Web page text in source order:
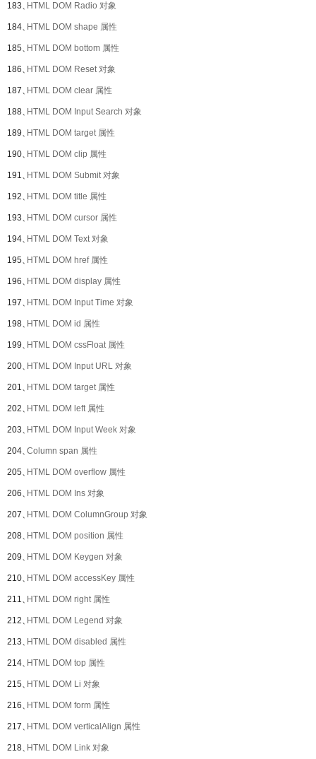
183、HTML DOM Radio 对象
184、HTML DOM shape 属性
185、HTML DOM bottom 属性
186、HTML DOM Reset 对象
187、HTML DOM clear 属性
188、HTML DOM Input Search 对象
189、HTML DOM target 属性
190、HTML DOM clip 属性
191、HTML DOM Submit 对象
192、HTML DOM title 属性
193、HTML DOM cursor 属性
194、HTML DOM Text 对象
195、HTML DOM href 属性
196、HTML DOM display 属性
197、HTML DOM Input Time 对象
198、HTML DOM id 属性
199、HTML DOM cssFloat 属性
200、HTML DOM Input URL 对象
201、HTML DOM target 属性
202、HTML DOM left 属性
203、HTML DOM Input Week 对象
204、Column span 属性
205、HTML DOM overflow 属性
206、HTML DOM Ins 对象
207、HTML DOM ColumnGroup 对象
208、HTML DOM position 属性
209、HTML DOM Keygen 对象
210、HTML DOM accessKey 属性
211、HTML DOM right 属性
212、HTML DOM Legend 对象
213、HTML DOM disabled 属性
214、HTML DOM top 属性
215、HTML DOM Li 对象
216、HTML DOM form 属性
217、HTML DOM verticalAlign 属性
218、HTML DOM Link 对象